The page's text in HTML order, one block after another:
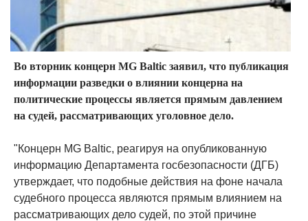
Во вторник концерн MG Baltic заявил, что публикация
информации разведки о влиянии концерна на
политические процессы является прямым давлением
на судей, рассматривающих уголовное дело.
"Концерн MG Baltic, реагируя на опубликованную
информацию Департамента госбезопасности (ДГБ)
утверждает, что подобные действия на фоне начала
судебного процесса являются прямым влиянием на
рассматривающих дело судей, по этой причине